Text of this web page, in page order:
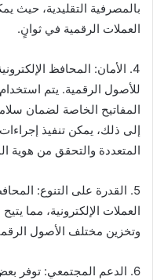
بالمصرفية التقليدية، حيث
العملات الرقمية في ثوانٍ.
4. الأمان: المحافظ
للأصول الرقمية. يتم
المفاتيح الخاصة لضمان
إلى ذلك، يمكن تنفيذ
المتعددة والتحقق من هوية
5. القدرة على التنوع:
العملات الإلكترونية، مما
وتخزين مختلف الأصول
6. الدعم المجتمعي: توفر